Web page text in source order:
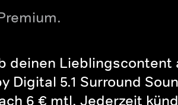
deinen Lieblingscontent
Digital 5.1 Surround
6 € mtl. Jederzeit